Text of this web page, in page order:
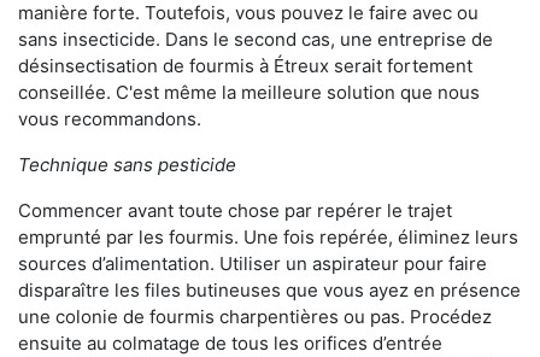
manière forte. Toutefois, vous pouvez le faire avec ou
sans insecticide. Dans le second cas, une entreprise de
désinsectisation de fourmis à Étreux serait fortement
conseillée. C'est même la meilleure solution que nous
vous recommandons.
Technique sans pesticide
Commencer avant toute chose par repérer le trajet
emprunté par les fourmis. Une fois repérée, éliminez leurs
sources d’alimentation. Utiliser un aspirateur pour faire
disparaître les files butineuses que vous ayez en présence
une colonie de fourmis charpentières ou pas. Procédez
ensuite au colmatage de tous les orifices d’entrée